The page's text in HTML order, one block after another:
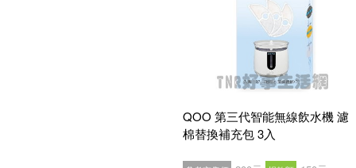
QOO 第三代智能無線飲水機 濾
棉替換補充包 3入